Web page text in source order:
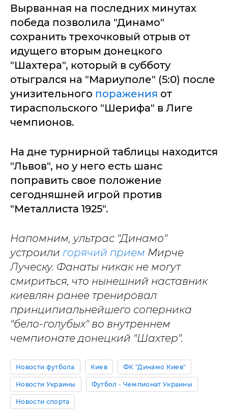
Вырванная на последних минутах
победа позволила "Динамо"
сохранить трехочковый отрыв от
идущего вторым донецкого
"Шахтера", который в субботу
отыгрался на "Мариуполе" (5:0) после
унизительного поражения от
тираспольского "Шерифа" в Лиге
чемпионов.
На дне турнирной таблицы находится
"Львов", но у него есть шанс
поправить свое положение
сегодняшней игрой против
"Металлиста 1925".
Напомним, ультрас "Динамо"
устроили горячий прием Мирче
Луческу. Фанаты никак не могут
смириться, что нынешний наставник
киевлян ранее тренировал
принципиальнейшего соперника
"бело-голубых" во внутреннем
чемпионате донецкий "Шахтер".
Новости футбола Киев ФК "Динамо Киев"
Новости Украины Футбол - Чемпионат Украины
Новости спорта